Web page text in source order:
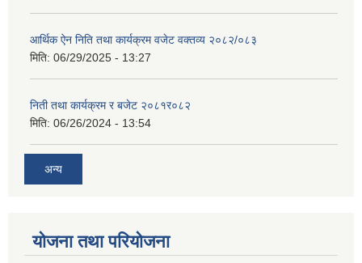
आर्थिक ऐन निति तथा कार्यक्रम वजेट वक्तव्य २०८२/०८३
मिति: 06/29/2025 - 13:27
निती तथा कार्यक्रम र बजेट २०८१र०८२
मिति: 06/26/2024 - 13:54
अन्य
योजना तथा परियोजना